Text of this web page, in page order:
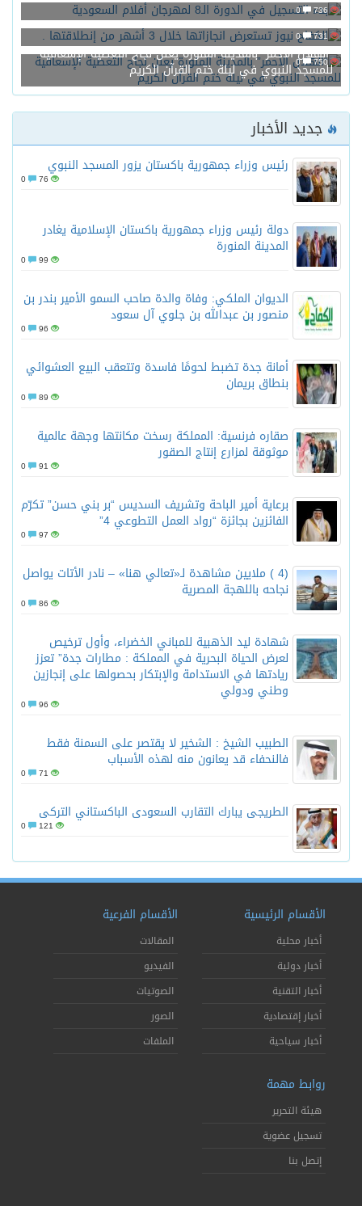
736
0
731
0
الكفاح نيوز تستعرض انجازاتها خلال 3 أشهر من إنطلاقتها .
750
0
“الهلال الأحمر” بالمدينة المنورة يعلن نجاح التغطية الإسعافية
للمسجد النبوي في ليلة ختم القرآن الكريم
جديد الأخبار
رئيس وزراء جمهورية باكستان يزور المسجد النبوي
76
دولة رئيس وزراء جمهورية باكستان الإسلامية يغادر
المدينة المنورة
99
الديوان الملكي: وفاة والدة صاحب السمو الأمير بندر بن
منصور بن عبدالله بن جلوي آل سعود
96
أمانة جدة تضبط لحومًا فاسدة وتتعقب البيع العشوائي
بنطاق بريمان
89
صقاره فرنسية: المملكة رسخت مكانتها وجهة عالمية
موثوقة لمزارع إنتاج الصقور
91
برعاية أمير الباحة وتشريف السديس “بر بني حسن” تكرّم
الفائزين بجائزة “رواد العمل التطوعي 4”
97
(4 ) ملايين مشاهدة لـ«تعالي هنا» – نادر الأتات يواصل
نجاحه باللهجة المصرية
86
شهادة ليد الذهبية للمباني الخضراء، وأول ترخيص
لعرض الحياة البحرية في المملكة : مطارات جدة” تعزز
ريادتها في الاستدامة والإبتكار بحصولها على إنجازين
وطني ودولي
96
الطبيب الشيخ : الشخير لا يقتصر على السمنة فقط
فالنحفاء قد يعانون منه لهذه الأسباب
71
الطريجى يبارك التقارب السعودى الباكستاني التركى
121
الأقسام الرئيسية
أخبار محلية
أخبار دولية
أخبار التقنية
أخبار إقتصادية
أخبار سياحية
الأقسام الفرعية
المقالات
الفيديو
الصوتيات
الصور
الملفات
روابط مهمة
هيئة التحرير
تسجيل عضوية
إتصل بنا